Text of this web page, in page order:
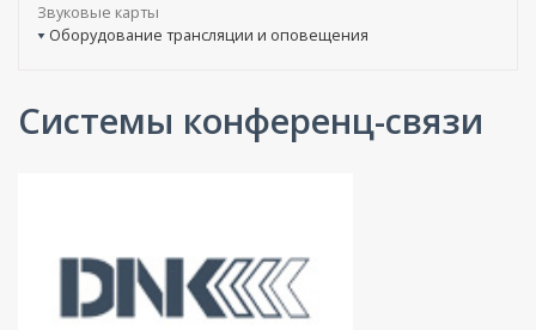
Звуковые карты
Оборудование трансляции и оповещения
Системы конференц-связи